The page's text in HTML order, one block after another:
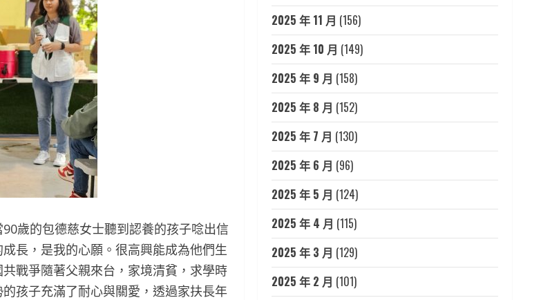
歲的包德慈女士聽到認養的孩子唸出信
長，是我的心願。很高興能成為他們生
戰爭隨著父親來台，家境清貧，求學時
孩子充滿了耐心與關愛，透過家扶長年
2025 年 11 月 (156)
2025 年 10 月 (149)
2025 年 9 月 (158)
2025 年 8 月 (152)
2025 年 7 月 (130)
2025 年 6 月 (96)
2025 年 5 月 (124)
2025 年 4 月 (115)
2025 年 3 月 (129)
2025 年 2 月 (101)